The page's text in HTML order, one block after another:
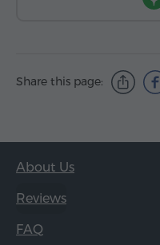
Share this page:
About Us
Reviews
FAQ